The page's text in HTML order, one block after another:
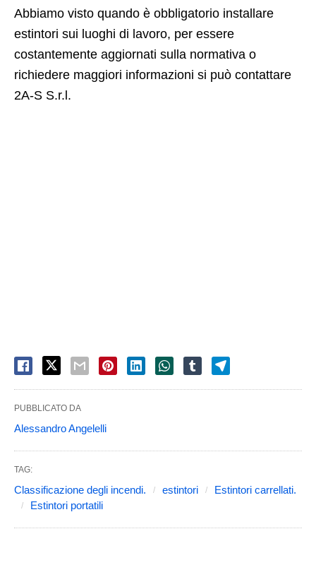
Abbiamo visto quando è obbligatorio installare
estintori sui luoghi di lavoro, per essere
costantemente aggiornati sulla normativa o
richiedere maggiori informazioni si può contattare
2A-S S.r.l.
PUBBLICATO DA
Alessandro Angelelli
TAG:
Classificazione degli incendi. estintori
Estintori carrellati.
Estintori portatili